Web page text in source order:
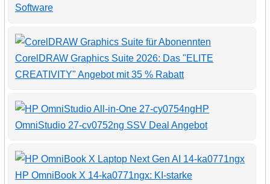
Software
CorelDRAW Graphics Suite 2026: Das "ELITE
CREATIVITY" Angebot mit 35 % Rabatt
HP
OmniStudio 27-cv0752ng SSV Deal Angebot
HP OmniBook X 14-ka0771ngx: KI-starke